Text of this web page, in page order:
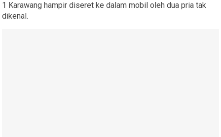
1 Karawang hampir diseret ke dalam mobil oleh dua pria tak
dikenal.